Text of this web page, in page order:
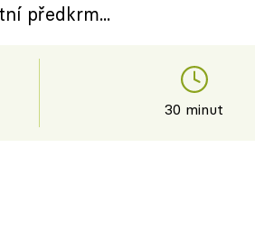
předkrm...
30 minut